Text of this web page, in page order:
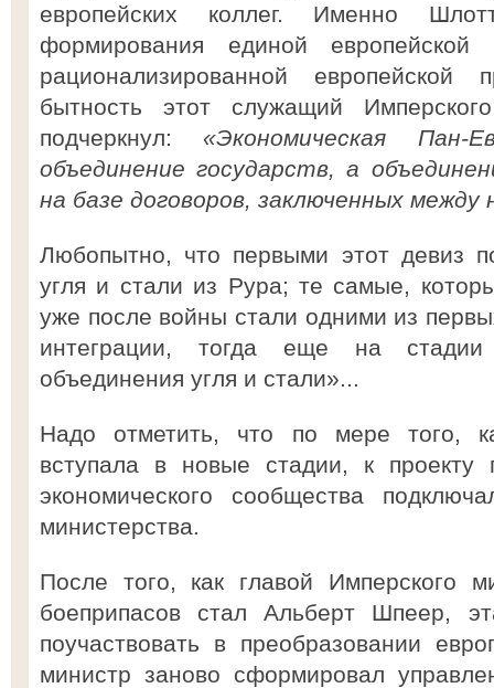
европейских коллег. Именно
формирования единой
рационализированной
бытность этот служащий
подчеркнул:«Экономическая Пан-
объединение государств, а
на базе договоров, заключенных между
Любопытно, что первыми этот девиз
угля и стали из Рура; те самые,
уже после войны стали одними из
интеграции, тогда еще на стадии
объединения угля и стали»...
Надо отметить, что по мере того,
вступала в новые стадии, к проекту
экономического сообщества
министерства.
После того, как главой Имперского
боеприпасов стал Альберт Шпеер,
поучаствовать в преобразовании
министр заново сформировал